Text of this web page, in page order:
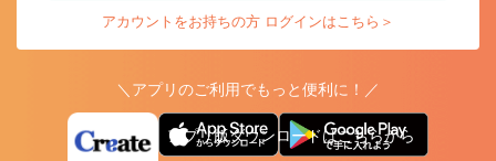
アカウントをお持ちの方 ログインはこちら＞
＼アプリのご利用でもっと便利に！／
アプリ版ダウンロードはこちらから